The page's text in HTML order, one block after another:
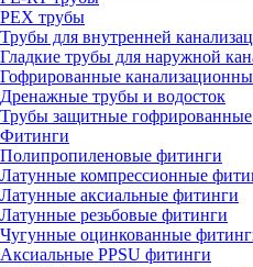
PEX трубы
Трубы для внутренней
Гладкие трубы для наружной
Гофрированные
Дренажные трубы и водосток
Трубы защитные гофрированные
Фитинги
Полипропиленовые фитинги
Латунные компрессионные
Латунные аксиальные фитинги
Латунные резьбовые фитинги
Чугунные оцинкованные
Аксиальные PPSU фитинги